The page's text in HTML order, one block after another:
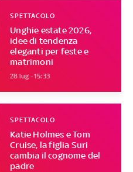
Unghie estate 2026,
idee di tendenza
eleganti per feste e
matrimoni
SPETTACOLO
28 lug - 15:33
Katie Holmes e Tom
Cruise, la figlia Suri
cambia il cognome del
padre
SPETTACOLO